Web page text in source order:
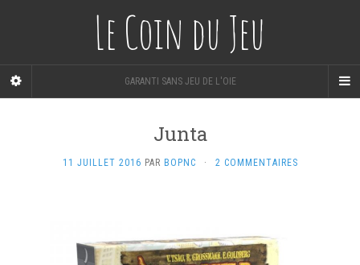
Le Coin du Jeu
GARANTI SANS JEU DE L'OIE
Junta
11 JUILLET 2016 PAR BOPNC · 2 COMMENTAIRES